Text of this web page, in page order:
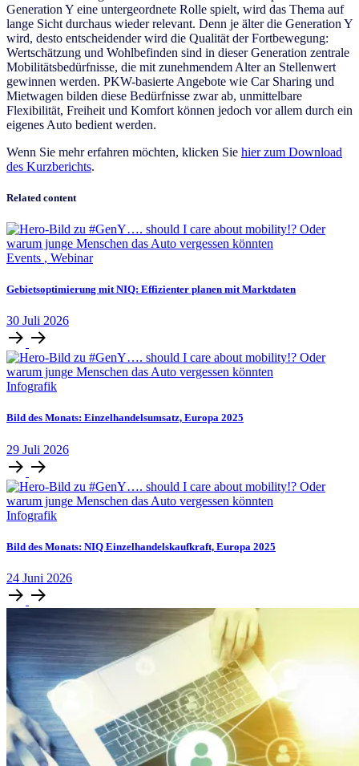
Generation Y eine untergeordnete Rolle spielt, wird das Thema auf
lange Sicht durchaus wieder relevant. Denn je älter die Generation Y
wird, desto entscheidender wird die Qualität der Fortbewegung:
Wertschätzung und Wohlbefinden sind in dieser Generation zentrale
Mobilitätsbedürfnisse, die mit zunehmendem Alter an Stellenwert
gewinnen werden. PKW-basierte Angebote wie Car Sharing und
Mietwagen bilden diese Bedürfnisse zwar ab, unmittelbare
Flexibilität, Freiheit und Komfort können jedoch vor allem durch ein
eigenes Auto bedient werden.
Wenn Sie mehr erfahren möchten, klicken Sie hier zum Download
des Kurzberichts.
Related content
Events , Webinar
Gebietsoptimierung mit NIQ: Effizienter planen mit Marktdaten
30 Juli 2026
Infografik
Bild des Monats: Einzelhandelsumsatz, Europa 2025
29 Juli 2026
Infografik
Bild des Monats: NIQ Einzelhandelskaufkraft, Europa 2025
24 Juni 2026